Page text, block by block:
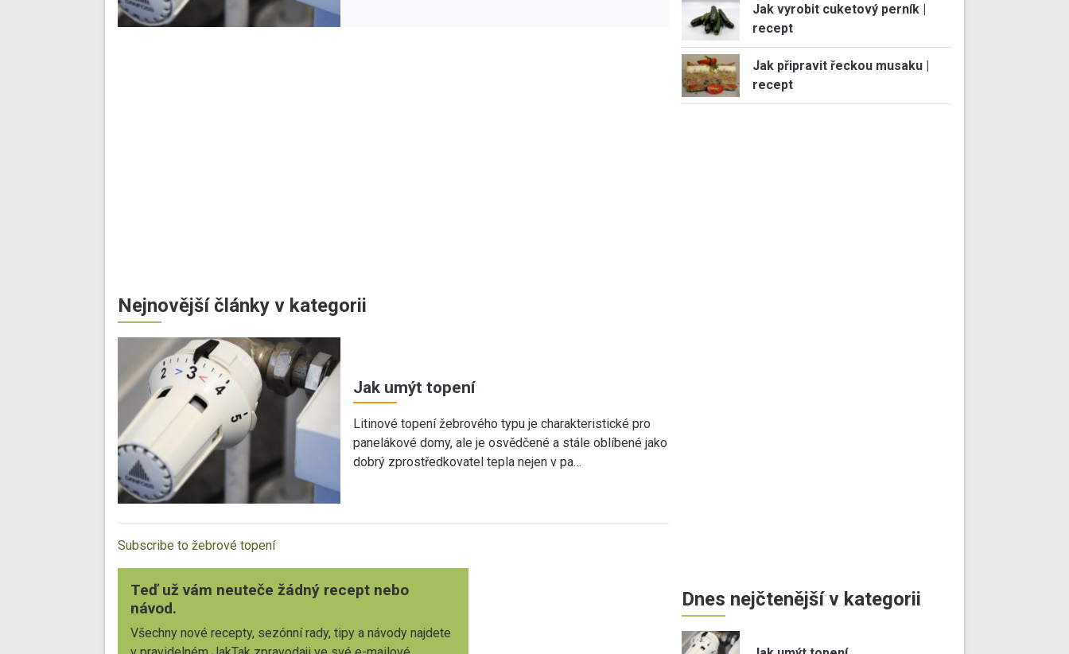
Nejnovější články v kategorii
Jak umýt topení
Litinové topení žebrového typu je charakteristické pro
panelákové domy, ale je osvědčené a stále oblíbené jako
dobrý zprostředkovatel tepla nejen v pa…
Subscribe to žebrové topení
Teď už vám neuteče žádný recept nebo
návod.
Všechny nové recepty, sezónní rady, tipy a návody najdete
Jak vyrobit cuketový perník |
recept
Jak připravit řeckou musaku |
recept
Dnes nejčtenější v kategorii